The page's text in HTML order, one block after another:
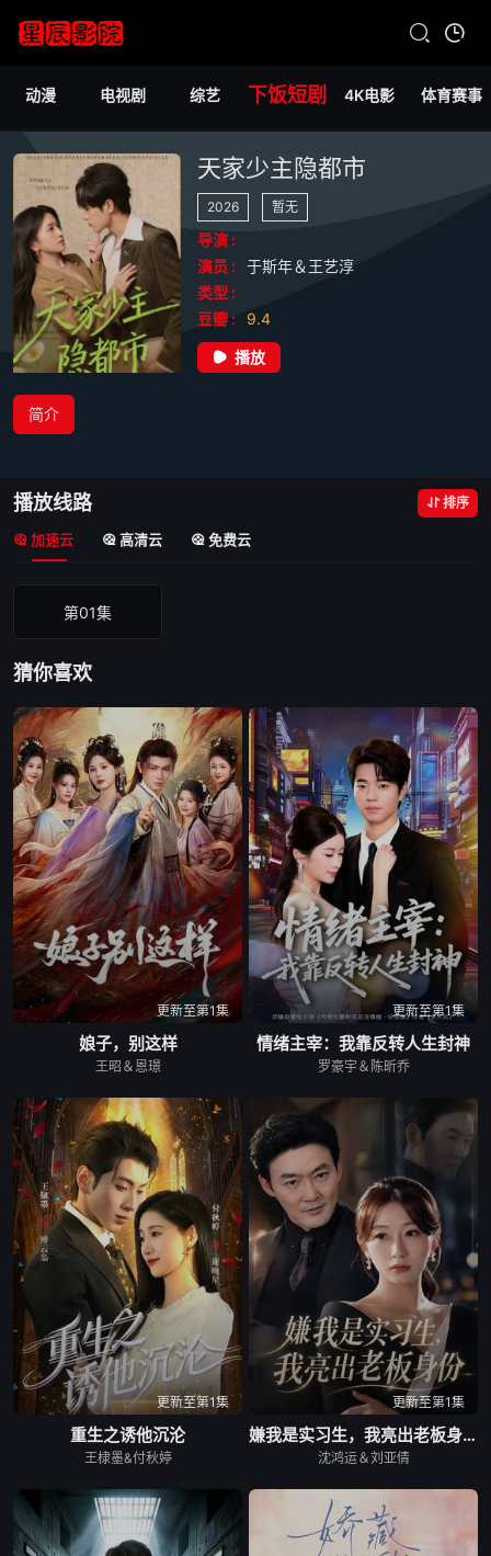
动漫 电视剧 综艺 下饭短剧 4K电影 体育赛事
天家少主隐都市
2026 暂无
导演 :
演员 :
于斯年＆王艺淳
类型 :
豆瓣 :
9.4
播放
简介
播放线路 排序
加速云 高清云 免费云
第01集
猜你喜欢
更新至第1集
娘子，别这样
王昭＆恩璟
更新至第1集
情绪主宰：我靠反转人生封神
罗豪宇＆陈昕乔
更新至第1集
重生之诱他沉沦
王棣墨&付秋婷
更新至第1集
嫌我是实习生，我亮出老板身份
沈鸿运＆刘亚倩